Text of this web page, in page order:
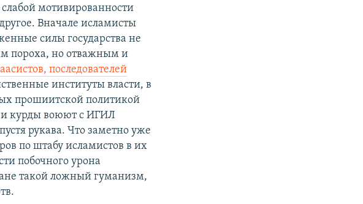
мотивированности
Вначале исламисты
силы государства не
пороха, но отважным и
последователей
институты власти, в
прошиитской политикой
и курды воюют с ИГИЛ
рукава. Что заметно уже
по штабу исламистов в их
побочного урона
такой ложный гуманизм,